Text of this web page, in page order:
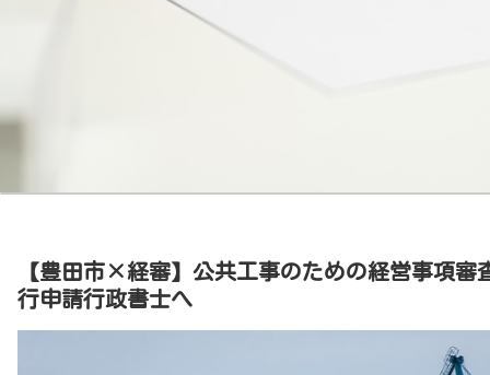
【豊田市×経審】公共工事のための経営事項審
行申請行政書士へ